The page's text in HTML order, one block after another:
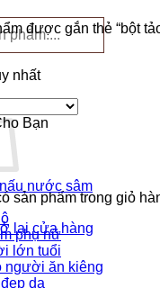
sản phẩm trong giỏ
lại cửa hàng
được gắn thẻ “bột
nhất
Bạn
nước sâm
phụ nữ
lớn tuổi
người ăn kiêng
da